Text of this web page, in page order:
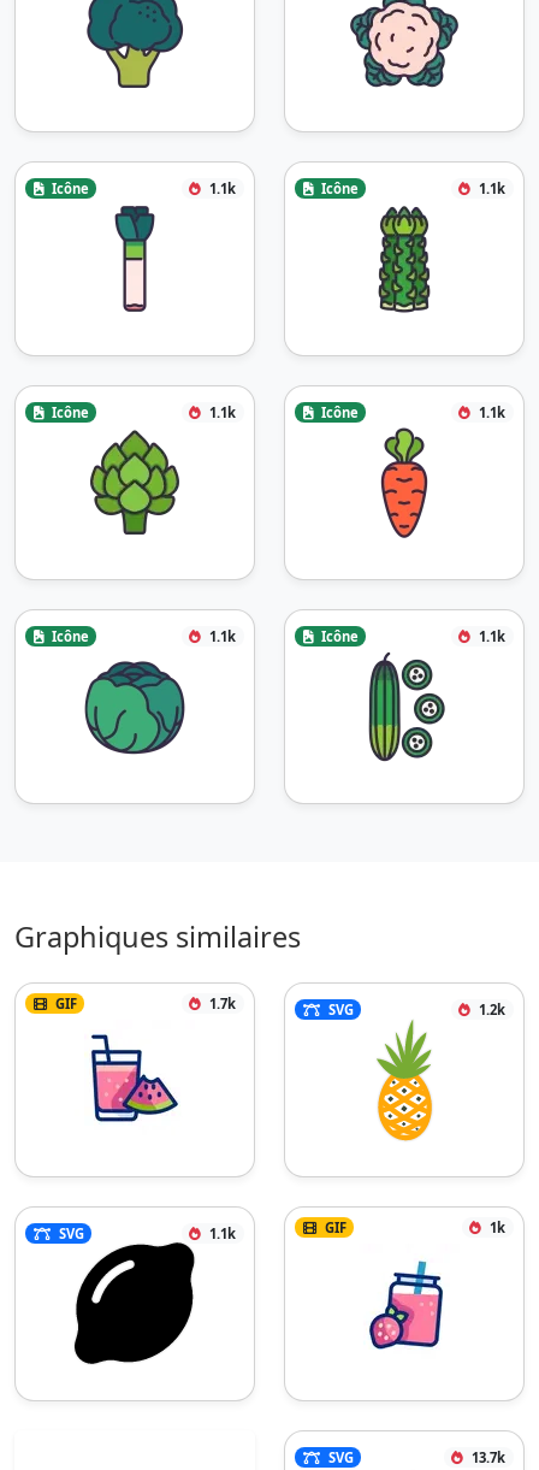
Icône 1.1k Icône 1.1k
Icône 1.1k Icône 1.1k
Icône 1.1k Icône 1.1k
Graphiques similaires
GIF 1.7k SVG 1.2k
SVG 1.1k GIF 1k
SVG 13.7k